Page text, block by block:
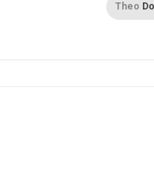
Theo